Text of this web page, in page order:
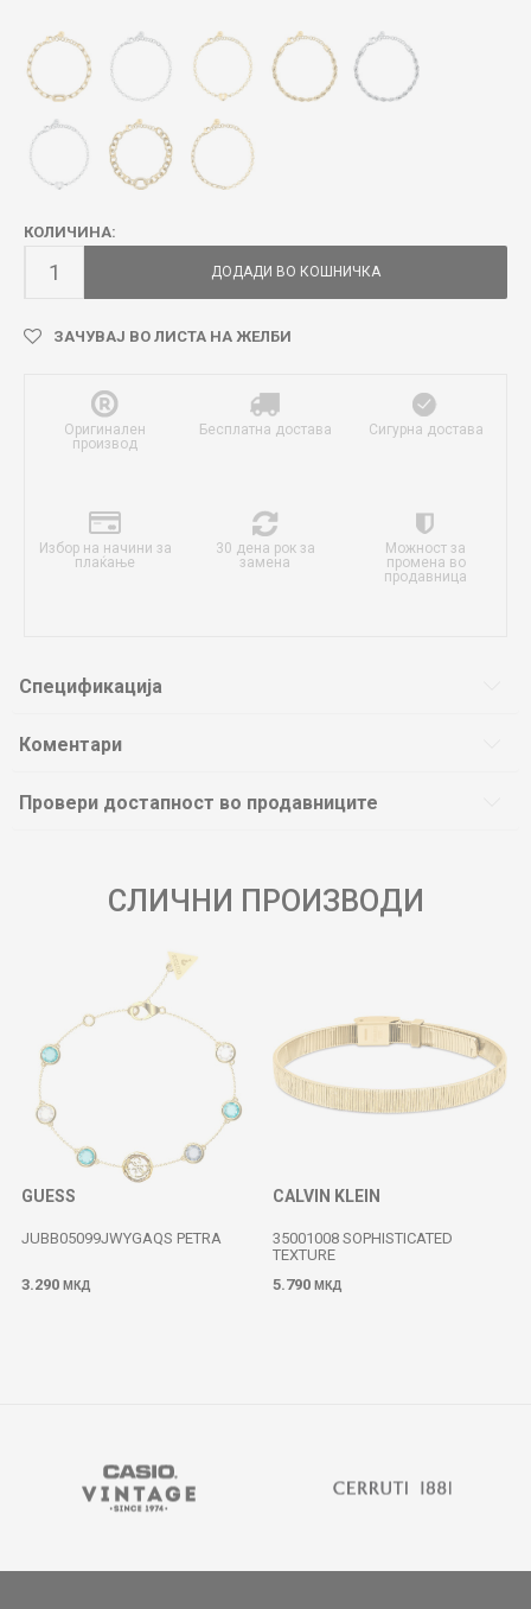
КОЛИЧИНА:
ДОДАДИ ВО КОШНИЧКА
ЗАЧУВАЈ ВО ЛИСТА НА ЖЕЛБИ
Оригинален
производ
Бесплатна достава Сигурна достава
Избор на начини за
плаќање
30 дена рок за
замена
Можност за
промена во
продавница
Спецификација
Коментари
Провери достапност во продавниците
СЛИЧНИ ПРОИЗВОДИ
GUESS
JUBB05099JWYGAQS PETRA
3.290 МКД
CALVIN KLEIN
35001008 SOPHISTICATED
TEXTURE
5.790 МКД